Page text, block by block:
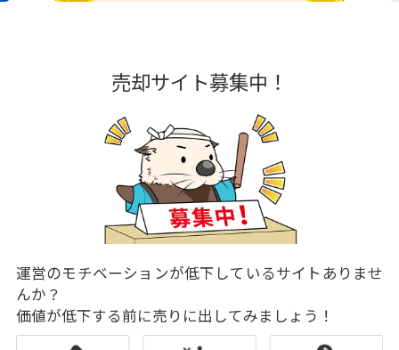
売却サイト募集中！
運営のモチベーションが低下しているサイトありませ
んか？
価値が低下する前に売りに出してみましょう！